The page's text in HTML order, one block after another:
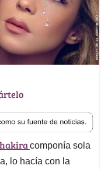
componía sola
lo hacía con la